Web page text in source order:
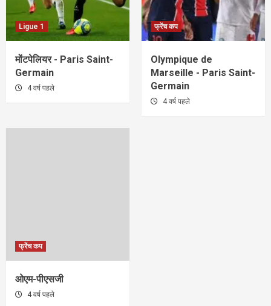
Ligue 1
मोंटपेलियर - Paris Saint-
Germain
4 वर्ष पहले
फ्रेंच कप
Olympique de
Marseille - Paris Saint-
Germain
4 वर्ष पहले
फ्रेंच कप
ओएम-पीएसजी
4 वर्ष पहले